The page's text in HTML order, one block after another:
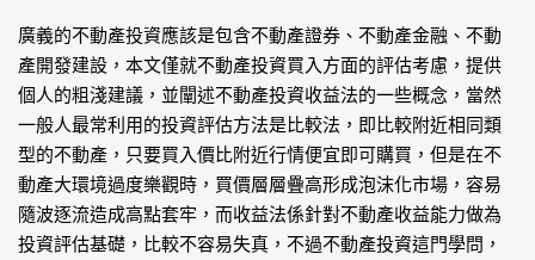
廣義的不動產投資應該是包含不動產證券、不動產金融、不動
產開發建設，本文僅就不動產投資買入方面的評估考慮，提供
個人的粗淺建議，並闡述不動產投資收益法的一些概念，當然
一般人最常利用的投資評估方法是比較法，即比較附近相同類
型的不動產，只要買入價比附近行情便宜即可購買，但是在不
動產大環境過度樂觀時，買價層層疊高形成泡沫化市場，容易
隨波逐流造成高點套牢，而收益法係針對不動產收益能力做為
投資評估基礎，比較不容易失真，不過不動產投資這門學問，